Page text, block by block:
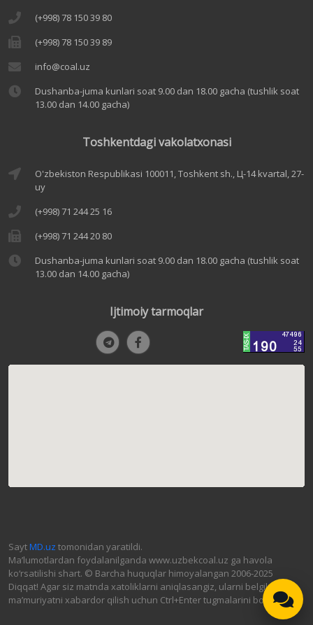
(+998) 78 150 39 80
(+998) 78 150 39 89
info@coal.uz
Dushanba-juma kunlari soat 9.00 dan 18.00 gacha (tushlik soat
13.00 dan 14.00 gacha)
Toshkentdagi vakolatxonasi
O'zbekiston Respublikasi 100011, Toshkent sh., Ц-14 kvartal, 27-
uy
(+998) 71 244 25 16
(+998) 71 244 20 80
Dushanba-juma kunlari soat 9.00 dan 18.00 gacha (tushlik soat
13.00 dan 14.00 gacha)
Ijtimoiy tarmoqlar
SaytMD.uz tomonidan yaratildi.
Ma’lumotlardan foydalanilganda www.uzbekcoal.uz ga havola
ko‘rsatilishi shart. © Barcha huquqlar himoyalangan 2006-2025
Diqqat! Agar siz matnda xatoliklarni aniqlasangiz, ularni belgilab,
ma’muriyatni xabardor qilish uchun Ctrl+Enter tugmalarini bosing.